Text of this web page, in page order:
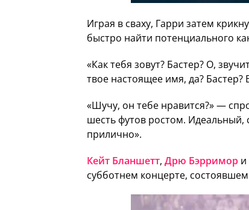
Играя в сваху, Гарри затем
быстро найти потенциального
«Как тебя зовут? Бастер? О,
твое настоящее имя, да?
«Шучу, он тебе нравится?» —
шесть футов ростом. Идеальный,
прилично».
Кейт Бланшетт, Дрю Бэрримор
субботнем концерте,